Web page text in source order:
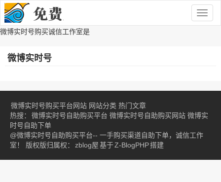
微博实时号购买诚信工作室是
微博实时号
微博实时号购买平台网站 网站分类 热门文章
热搜：
微博实时号自助购买平台 微博实时号自助购买网站 微博实
时号自助下单
@微博实时号自助购买平台-- 一手购买渠道自助下单，诚信工作
室！ 版权版归属权：
zblog屋基于Z-BlogPHP搭建